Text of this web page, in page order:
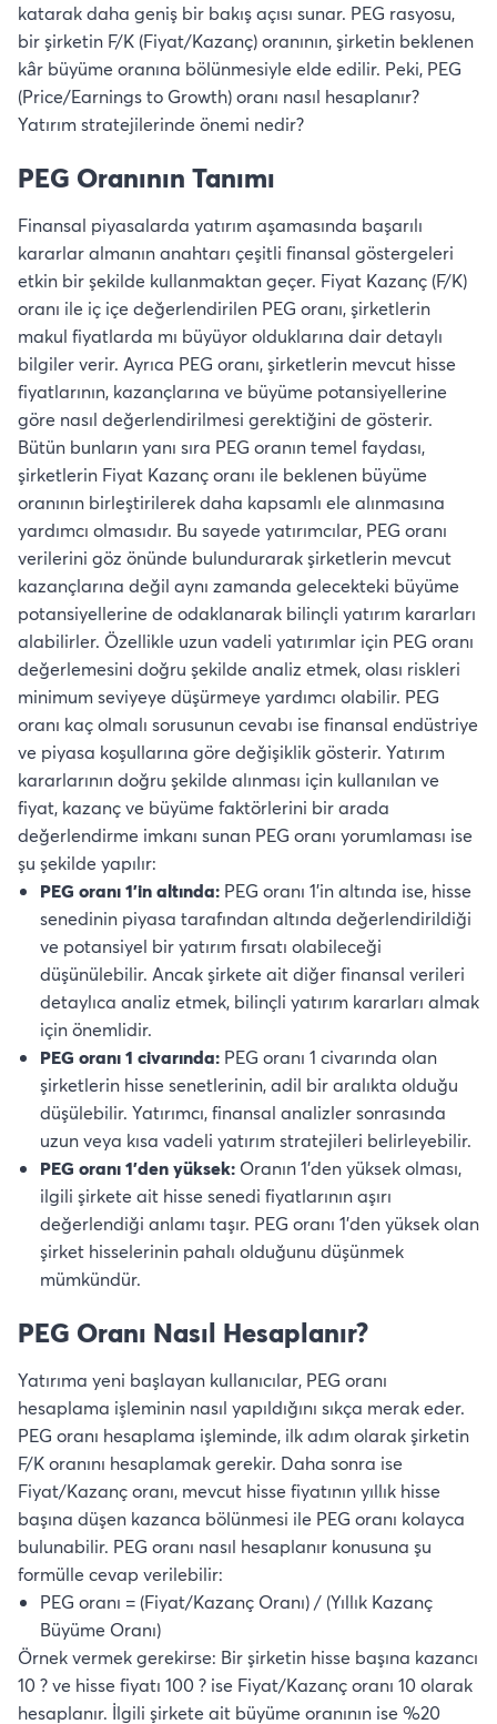
katarak daha geniş bir bakış açısı sunar. PEG rasyosu,
bir şirketin F/K (Fiyat/Kazanç) oranının, şirketin beklenen
kâr büyüme oranına bölünmesiyle elde edilir. Peki, PEG
(Price/Earnings to Growth) oranı nasıl hesaplanır?
Yatırım stratejilerinde önemi nedir?
PEG Oranının Tanımı
Finansal piyasalarda yatırım aşamasında başarılı
kararlar almanın anahtarı çeşitli finansal göstergeleri
etkin bir şekilde kullanmaktan geçer. Fiyat Kazanç (F/K)
oranı ile iç içe değerlendirilen PEG oranı, şirketlerin
makul fiyatlarda mı büyüyor olduklarına dair detaylı
bilgiler verir. Ayrıca PEG oranı, şirketlerin mevcut hisse
fiyatlarının, kazançlarına ve büyüme potansiyellerine
göre nasıl değerlendirilmesi gerektiğini de gösterir.
Bütün bunların yanı sıra PEG oranın temel faydası,
şirketlerin Fiyat Kazanç oranı ile beklenen büyüme
oranının birleştirilerek daha kapsamlı ele alınmasına
yardımcı olmasıdır. Bu sayede yatırımcılar, PEG oranı
verilerini göz önünde bulundurarak şirketlerin mevcut
kazançlarına değil aynı zamanda gelecekteki büyüme
potansiyellerine de odaklanarak bilinçli yatırım kararları
alabilirler. Özellikle uzun vadeli yatırımlar için PEG oranı
değerlemesini doğru şekilde analiz etmek, olası riskleri
minimum seviyeye düşürmeye yardımcı olabilir. PEG
oranı kaç olmalı sorusunun cevabı ise finansal endüstriye
ve piyasa koşullarına göre değişiklik gösterir. Yatırım
kararlarının doğru şekilde alınması için kullanılan ve
fiyat, kazanç ve büyüme faktörlerini bir arada
değerlendirme imkanı sunan PEG oranı yorumlaması ise
şu şekilde yapılır:
PEG oranı 1'in altında: PEG oranı 1'in altında ise, hisse
senedinin piyasa tarafından altında değerlendirildiği
ve potansiyel bir yatırım fırsatı olabileceği
düşünülebilir. Ancak şirkete ait diğer finansal verileri
detaylıca analiz etmek, bilinçli yatırım kararları almak
için önemlidir.
PEG oranı 1 civarında: PEG oranı 1 civarında olan
şirketlerin hisse senetlerinin, adil bir aralıkta olduğu
düşülebilir. Yatırımcı, finansal analizler sonrasında
uzun veya kısa vadeli yatırım stratejileri belirleyebilir.
PEG oranı 1'den yüksek: Oranın 1'den yüksek olması,
ilgili şirkete ait hisse senedi fiyatlarının aşırı
değerlendiği anlamı taşır. PEG oranı 1'den yüksek olan
şirket hisselerinin pahalı olduğunu düşünmek
mümkündür.
PEG Oranı Nasıl Hesaplanır?
Yatırıma yeni başlayan kullanıcılar, PEG oranı
hesaplama işleminin nasıl yapıldığını sıkça merak eder.
PEG oranı hesaplama işleminde, ilk adım olarak şirketin
F/K oranını hesaplamak gerekir. Daha sonra ise
Fiyat/Kazanç oranı, mevcut hisse fiyatının yıllık hisse
başına düşen kazanca bölünmesi ile PEG oranı kolayca
bulunabilir. PEG oranı nasıl hesaplanır konusuna şu
formülle cevap verilebilir:
PEG oranı = (Fiyat/Kazanç Oranı) / (Yıllık Kazanç
Büyüme Oranı)
Örnek vermek gerekirse: Bir şirketin hisse başına kazancı
10 ? ve hisse fiyatı 100 ? ise Fiyat/Kazanç oranı 10 olarak
hesaplanır. İlgili şirkete ait büyüme oranının ise %20